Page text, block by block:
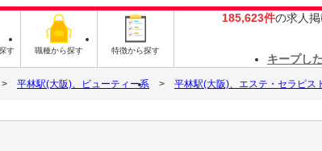
す 職種から探す 特徴から探す
185,623件の求人
キープし
平林駅(大阪)、ビューティー系 平林駅(大阪)、エステ・セラピス